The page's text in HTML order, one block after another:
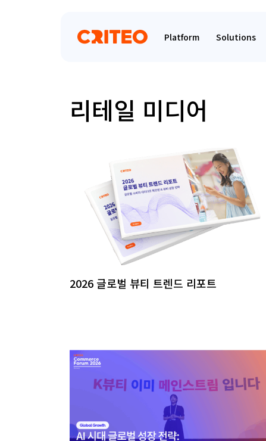
Platform Solutions
리테일 미디어
2026 글로벌 뷰티 트렌드 리포트